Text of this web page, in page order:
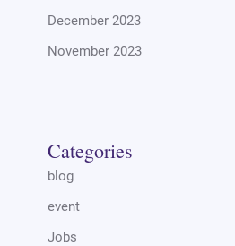
December 2023
November 2023
Categories
blog
event
Jobs